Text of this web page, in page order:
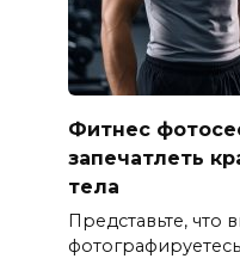
Фитнес
запечатлеть
тела
Представьте, что